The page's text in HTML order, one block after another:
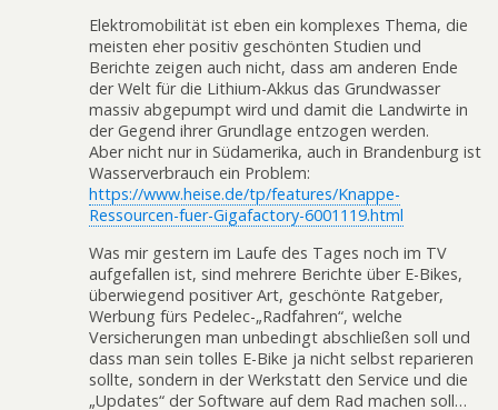
Elektromobilität ist eben ein komplexes Thema, die
meisten eher positiv geschönten Studien und
Berichte zeigen auch nicht, dass am anderen Ende
der Welt für die Lithium-Akkus das Grundwasser
massiv abgepumpt wird und damit die Landwirte in
der Gegend ihrer Grundlage entzogen werden.
Aber nicht nur in Südamerika, auch in Brandenburg ist
Wasserverbrauch ein Problem:
https://www.heise.de/tp/features/Knappe-
Ressourcen-fuer-Gigafactory-6001119.html
Was mir gestern im Laufe des Tages noch im TV
aufgefallen ist, sind mehrere Berichte über E-Bikes,
überwiegend positiver Art, geschönte Ratgeber,
Werbung fürs Pedelec-„Radfahren“, welche
Versicherungen man unbedingt abschließen soll und
dass man sein tolles E-Bike ja nicht selbst reparieren
sollte, sondern in der Werkstatt den Service und die
„Updates“ der Software auf dem Rad machen soll…